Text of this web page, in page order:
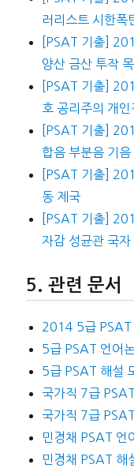
러리스트 시한폭
[PSAT 기출]
양산 금산 투작
[PSAT 기출]
호 공리주의 개인
[PSAT 기출]
합음 부분음 기음
[PSAT 기출]
동 제국
[PSAT 기출]
자감 성균관 국자
관련 문서
2014 5급 PSAT
5급 PSAT 언어
5급 PSAT 해설
국가직 7급
국가직 7급
민경채 PSAT 언
민경채 PSAT 해